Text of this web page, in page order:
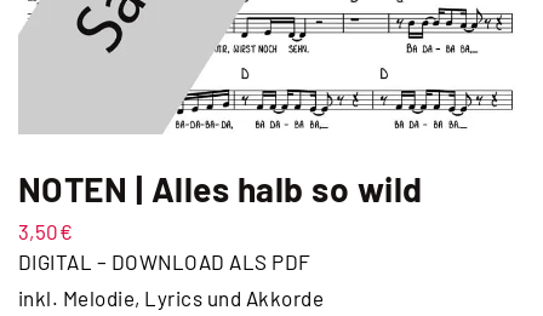
NOTEN | Alles halb so wild
3,50€
DIGITAL – DOWNLOAD ALS PDF
inkl. Melodie, Lyrics und Akkorde